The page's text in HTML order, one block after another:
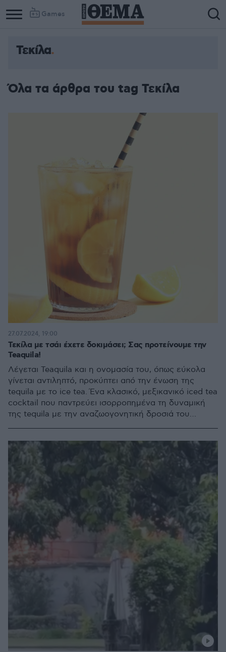
Games
Τεκίλα
Όλα τα άρθρα του tag Τεκίλα
Τεκίλα με τσάι έχετε δοκιμάσει; Σας προτείνουμε την
Teaquila!
Λέγεται Teaquila και η ονομασία του, όπως εύκολα
γίνεται αντιληπτό, προκύπτει από την ένωση της
tequila με το ice tea. Ένα κλασικό, μεξικανικό iced tea
cocktail που παντρεύει ισορροπημένα τη δυναμική
της tequila με την αναζωογονητική δροσιά του
χαρακτήρα.
27.07.2024, 19:00